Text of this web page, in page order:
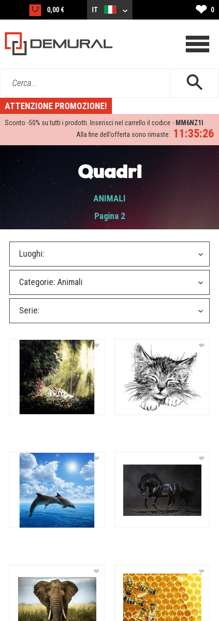
0,00 € IT ❤ 0
Cerca...
ATTENZIONE PROMOZIONE!
Sconto -50% su tutti i prodotti. Inserisci nel carrello il codice - MM6NZ1I
11:35:25
Alla fine dell’offerta sono rimaste:
Quadri
ANIMALI
Pagina 2
Luoghi:
Categorie: Animali
Serie:
❤ ❤
❤ ❤
❤ ❤